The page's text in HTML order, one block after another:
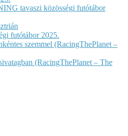
tavaszi közösségi futótábor
futótábor 2025.
szemmel (RacingThePlanet –
(RacingThePlanet – The